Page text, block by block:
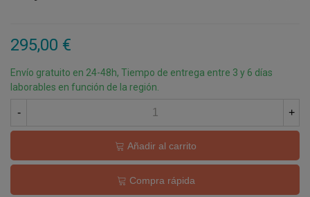
295,00 €
Envío gratuito en 24-48h, Tiempo de entrega entre 3 y 6 días
laborables en función de la región.
- +
Añadir al carrito
Compra rápida